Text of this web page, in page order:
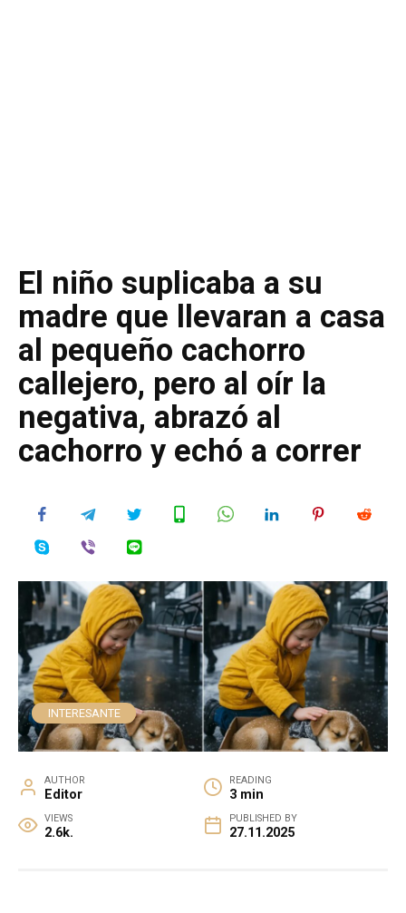
El niño suplicaba a su
madre que llevaran a casa
al pequeño cachorro
callejero, pero al oír la
negativa, abrazó al
cachorro y echó a correr
INTERESANTE
AUTHOR
Editor
READING
3 min
VIEWS
2.6k.
PUBLISHED BY
27.11.2025